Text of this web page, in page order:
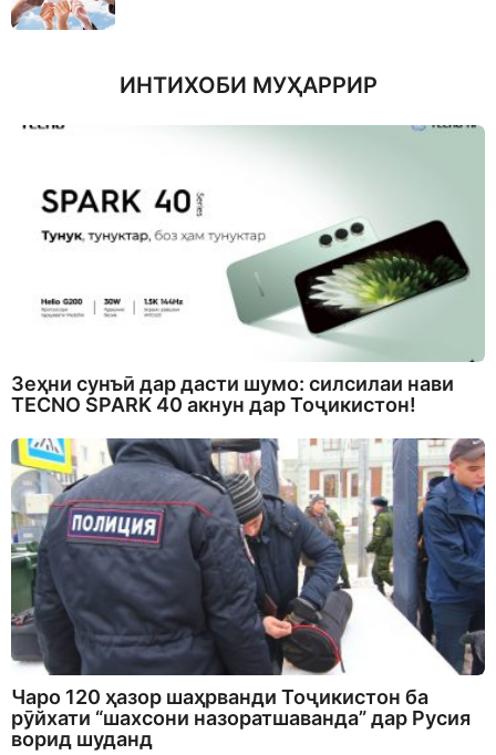
ИНТИХОБИ МУҲАРРИР
Зеҳни сунъӣ дар дасти шумо: силсилаи нави
TECNO SPARK 40 акнун дар Тоҷикистон!
Чаро 120 ҳазор шаҳрванди Тоҷикистон ба
рӯйхати “шахсони назоратшаванда” дар Русия
ворид шуданд